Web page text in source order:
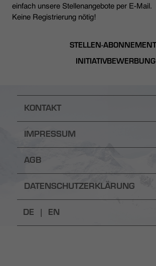
einfach unsere Stellenangebote per E-Mail.
Keine Registrierung nötig!
STELLEN-ABONNEMENT
INITIATIVBEWERBUNG
KONTAKT
IMPRESSUM
AGB
DATENSCHUTZERKLÄRUNG
DE | EN